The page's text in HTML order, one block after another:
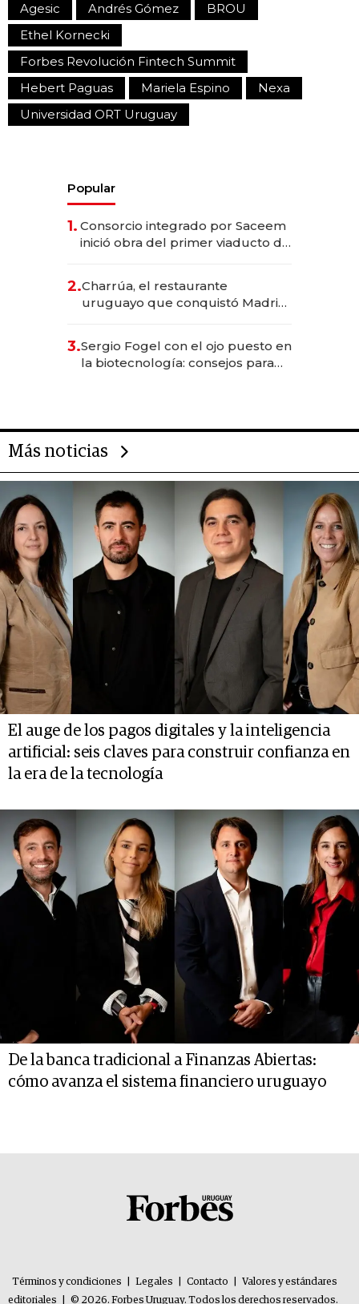
Agesic Andrés Gómez
BROU
Ethel Kornecki
Forbes Revolución Fintech Summit
Hebert Paguas
Mariela Espino
Nexa
Universidad ORT Uruguay
Popular
1. Consorcio integrado por Saceem
inició obra del primer viaducto de
millones
2.Charrúa, el restaurante
uruguayo que conquistó Madrid:
anticipación y prepara apertura
3.Sergio Fogel con el ojo puesto en
la biotecnología: consejos para
Más noticias
El auge de los pagos digitales y la inteligencia
artificial: seis claves para construir confianza en
la era de la tecnología
De la banca tradicional a Finanzas Abiertas:
cómo avanza el sistema financiero uruguayo
Términos y condiciones Legales Contacto
Valores y estándares
editoriales
© 2026. Forbes Uruguay. Todos los derechos reservados.